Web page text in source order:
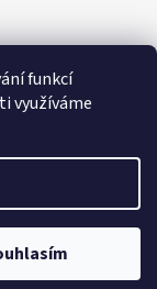
funkcí
využíváme
Upravit